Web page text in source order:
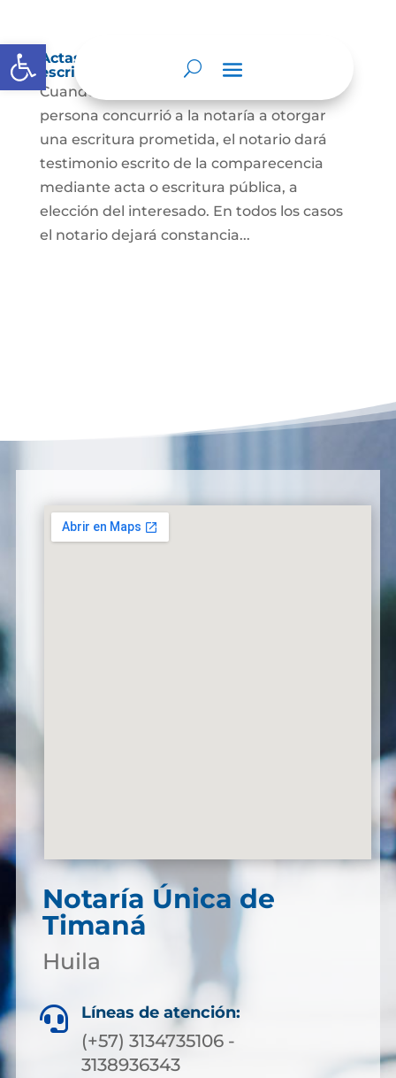
Abrir barra de herramientas
Actas de comparecencia para otorgar
escritura pública
Cuando se trate de comprobar que una
persona concurrió a la notaría a otorgar
una escritura prometida, el notario dará
testimonio escrito de la comparecencia
mediante acta o escritura pública, a
elección del interesado. En todos los casos
el notario dejará constancia...
Notaría Única de
Timaná
Huila
 Líneas de atención:
(+57) 3134735106 -
3138936343